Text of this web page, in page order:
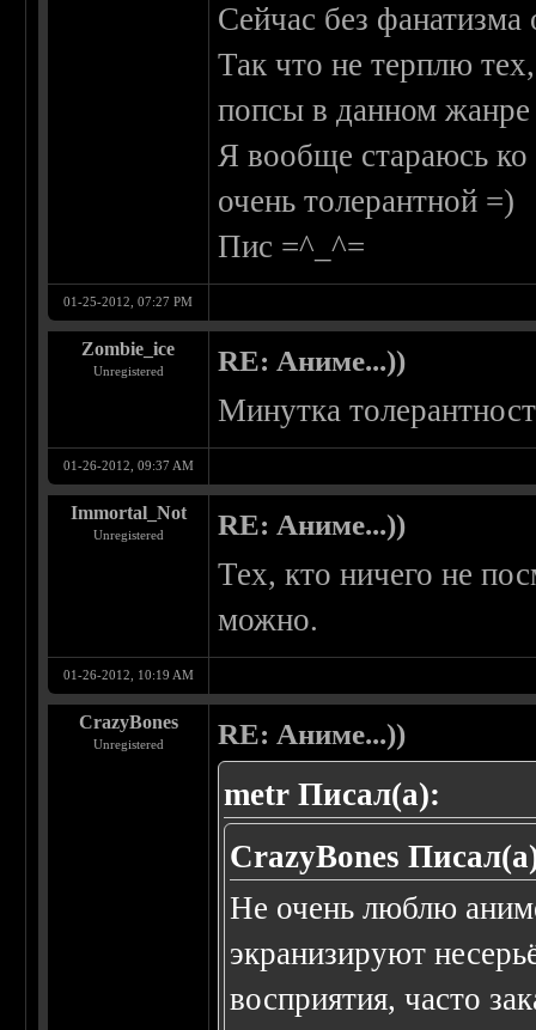
Сейчас без
Так что не терплю
попсы в данном
Я вообще стараюсь ко
очень толерантной =)
Пис =^_^=
01-25-2012, 07:27 PM
Zombie_ice
Unregistered RE: Аниме...))
Минутка
01-26-2012, 09:37 AM
Immortal_Not
Unregistered RE: Аниме...))
Тех, кто ничего не
можно.
01-26-2012, 10:19 AM
CrazyBones
Unregistered RE: Аниме...))
metr Писал(а):
CrazyBones
Не очень люблю
экранизируют
восприятия, часто